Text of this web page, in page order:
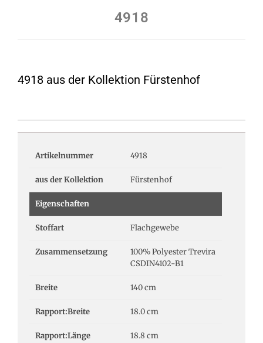
4918
4918 aus der Kollektion Fürstenhof
Artikelnummer 4918
aus der Kollektion Fürstenhof
Eigenschaften
Stoffart Flachgewebe
Zusammensetzung
100% Polyester Trevira
CSDIN4102-B1
Breite 140 cm
Rapport:Breite 18.0 cm
Rapport:Länge 18.8 cm